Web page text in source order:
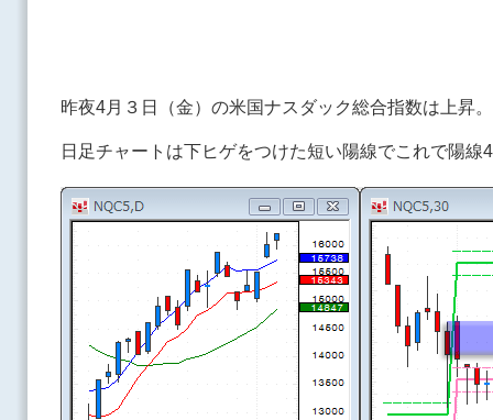
昨夜4月３日（金）の米国ナスダック総合指数は上昇。
日足チャートは下ヒゲをつけた短い陽線でこれで陽線